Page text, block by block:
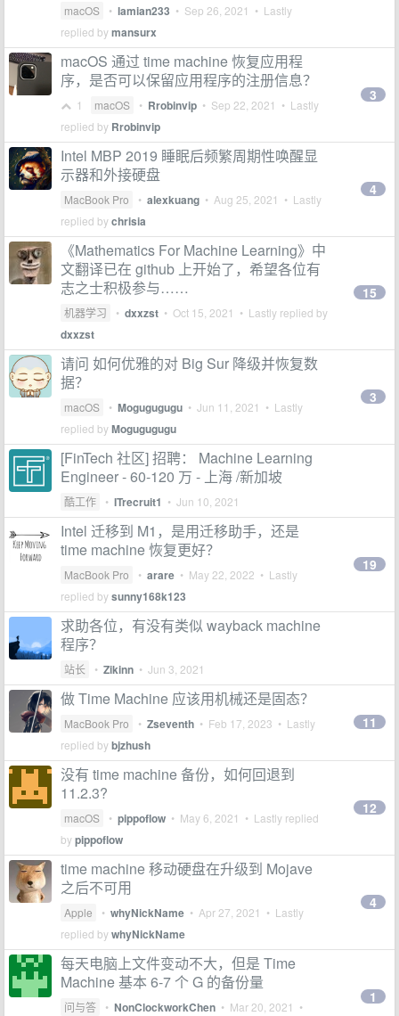
macOS • lamian233 • Sep 26, 2021 • Lastly
replied bymansurx
macOS 通过 time machine 恢复应用程
序，是否可以保留应用程序的注册信息？
1 macOS • Rrobinvip • Sep 22, 2021 • Lastly
replied by Rrobinvip
3
Intel MBP 2019 睡眠后频繁周期性唤醒显
示器和外接硬盘
MacBook Pro • alexkuang • Aug 25, 2021 • Lastly
replied bychrisia
4
《Mathematics For Machine Learning》中
文翻译已在 github 上开始了，希望各位有
志之士积极参与……
机器学习 • dxxzst • Oct 15, 2021 • Lastly replied by
dxxzst
15
请问 如何优雅的对 Big Sur 降级并恢复数
据？
macOS • Mogugugugu • Jun 11, 2021 • Lastly
replied byMogugugugu
3
[FinTech 社区] 招聘： Machine Learning
Engineer - 60-120 万 - 上海 /新加坡
酷工作 • ITrecruit1 • Jun 10, 2021
Intel 迁移到 M1，是用迁移助手，还是
time machine 恢复更好？
MacBook Pro • arare • May 22, 2022 • Lastly
replied bysunny168k123
19
求助各位，有没有类似 wayback machine
程序？
站长 • Zikinn • Jun 3, 2021
做 Time Machine 应该用机械还是固态？
MacBook Pro • Zseventh • Feb 17, 2023 • Lastly
replied bybjzhush
11
没有 time machine 备份，如何回退到
11.2.3?
macOS • pippoflow • May 6, 2021 • Lastly replied
bypippoflow
12
time machine 移动硬盘在升级到 Mojave
之后不可用
Apple • whyNickName • Apr 27, 2021 • Lastly
replied bywhyNickName
4
每天电脑上文件变动不大，但是 Time
Machine 基本 6-7 个 G 的备份量
问与答 • NonClockworkChen • Mar 20, 2021 •
1